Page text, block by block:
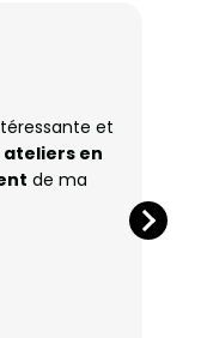
et
ateliers en
de ma